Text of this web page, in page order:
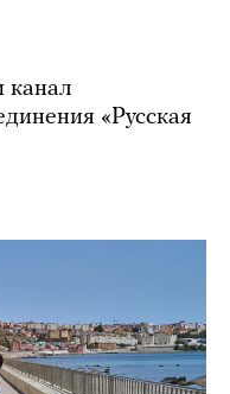
канал
«Русская